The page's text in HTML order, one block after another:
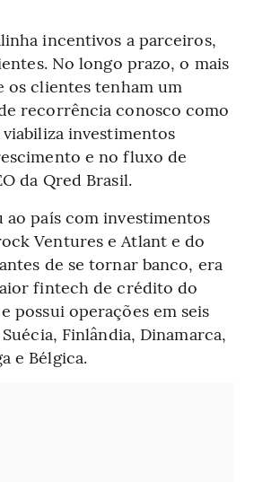
incentivos a parceiros,
No longo prazo, o mais
os clientes tenham um
recorrência conosco como
investimentos
e no fluxo de
da Qred Brasil.
ao país com investimentos
Ventures e Atlant e do
de se tornar banco, era
fintech de crédito do
possui operações em seis
Finlândia, Dinamarca,
e Bélgica.